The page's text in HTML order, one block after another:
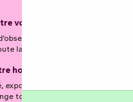
voie avant de partir
Une bonne lecture
la différence.
horaire à la saison
exposition… grimper au
tout.